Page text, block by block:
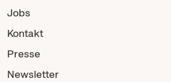
Jobs
Kontakt
Presse
Newsletter